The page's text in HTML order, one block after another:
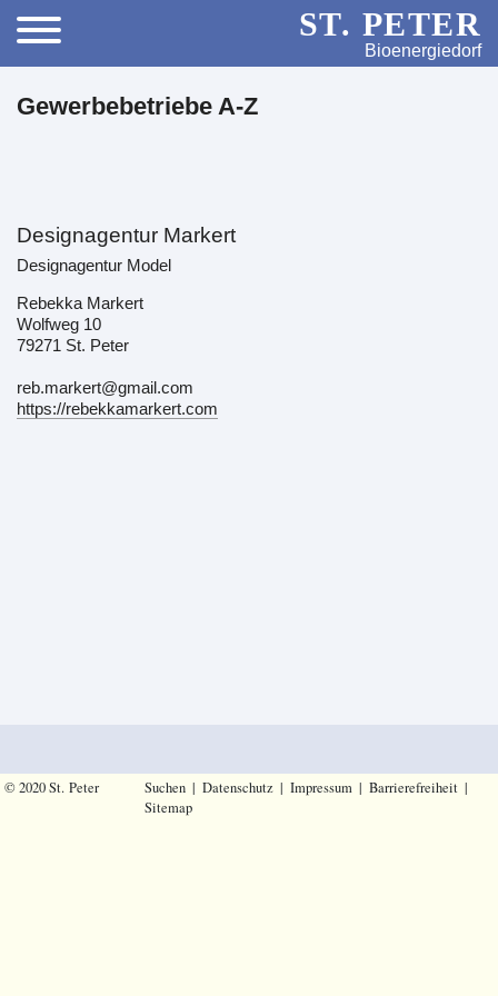
ST. PETER
Bioenergiedorf
Gewerbebetriebe A-Z
Designagentur Markert
Designagentur Model
Rebekka Markert
Wolfweg 10
79271 St. Peter
reb.markert@gmail.com
https://rebekkamarkert.com
© 2020 St. Peter Suchen | Datenschutz | Impressum | Barrierefreiheit |
Sitemap